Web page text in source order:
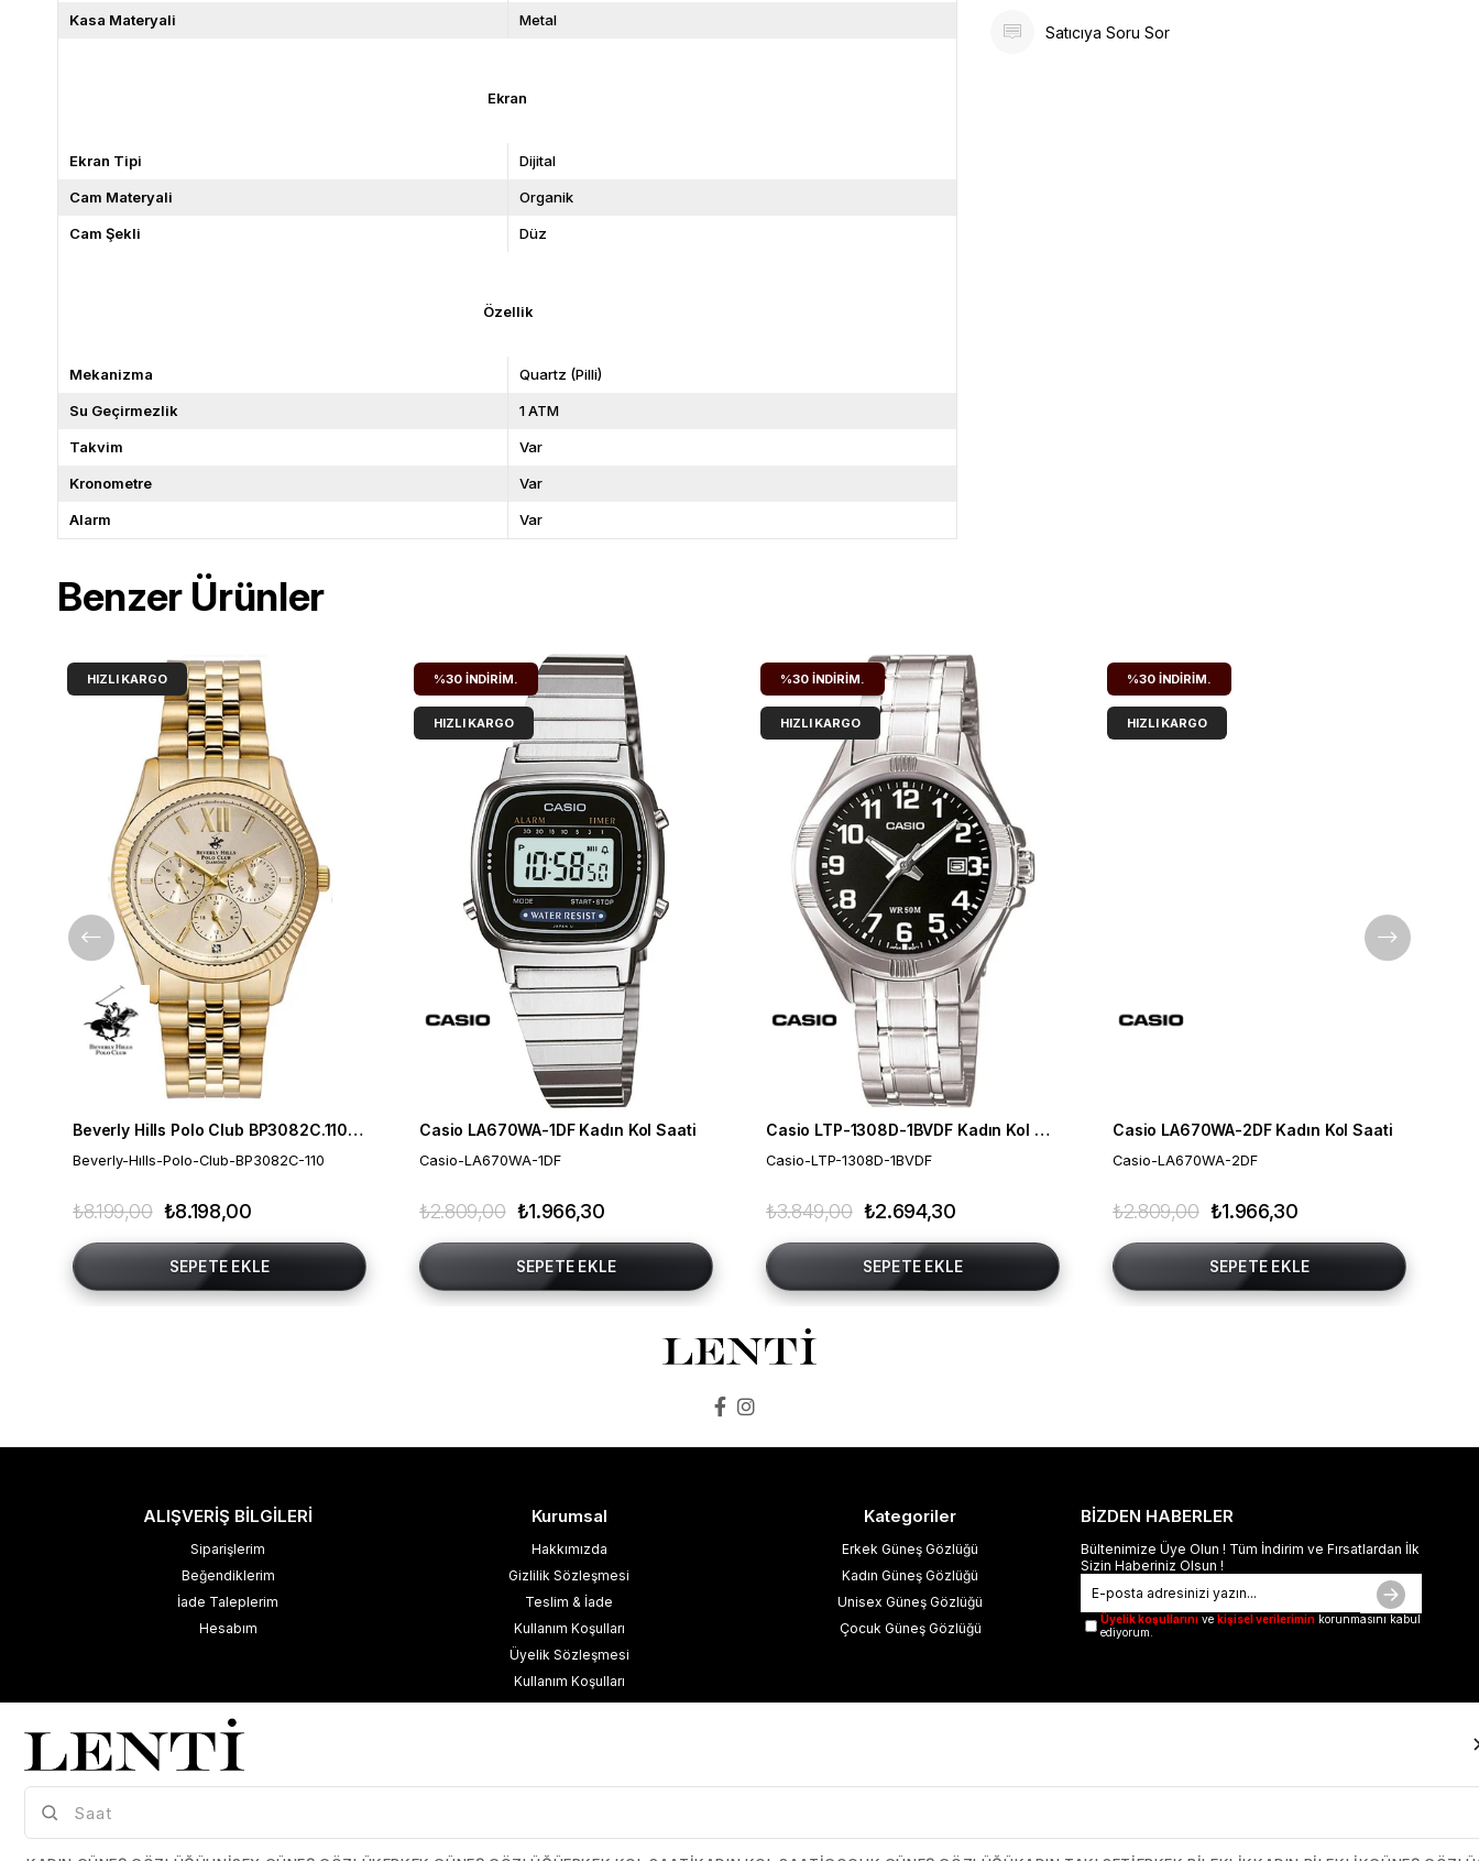
Kasa Materyali Metal
Ekran
Ekran Tipi Dijital
Cam Materyali Organik
Cam Şekli Düz
Özellik
Mekanizma Quartz (Pilli)
Su Geçirmezlik 1 ATM
Takvim Var
Kronometre Var
Alarm Var
Satıcıya Soru Sor
Benzer Ürünler
Beverly Hills Polo Club BP3082C.110 Kadın Kol Saati
Beverly-Hılls-Polo-Club-BP3082C-110
₺8.198,00
₺8.199,00
SEPETE EKLE
HIZLI KARGO
Casio LA670WA-1DF Kadın Kol Saati
Casio-LA670WA-1DF
₺1.966,30
₺2.809,00
SEPETE EKLE
%30 İNDIRIM.
HIZLI KARGO
Casio LTP-1308D-1BVDF Kadın Kol Saati
Casio-LTP-1308D-1BVDF
₺2.694,30
₺3.849,00
SEPETE EKLE
%30 İNDIRIM.
HIZLI KARGO
Casio LA670WA-2DF Kadın Kol Saati
Casio-LA670WA-2DF
₺1.966,30
₺2.809,00
SEPETE EKLE
%30 İNDIRIM.
HIZLI KARGO
ALIŞVERİŞ BİLGİLERİ
Siparişlerim
Beğendiklerim
İade Taleplerim
Hesabım
Kurumsal
Hakkımızda
Gizlilik Sözleşmesi
Teslim & İade
Kullanım Koşulları
Üyelik Sözleşmesi
Kullanım Koşulları
Mesafeli Satış Sözleşmesi
Blog
Kategoriler
Erkek Güneş Gözlüğü
Kadın Güneş Gözlüğü
Unisex Güneş Gözlüğü
Çocuk Güneş Gözlüğü
BİZDEN HABERLER
Bültenimize Üye Olun ! Tüm İndirim ve Fırsatlardan İlk
Sizin Haberiniz Olsun !
Üyelik koşullarını vekişisel verilerimin korunmasını kabul
ediyorum.
Çerez Kullanımı